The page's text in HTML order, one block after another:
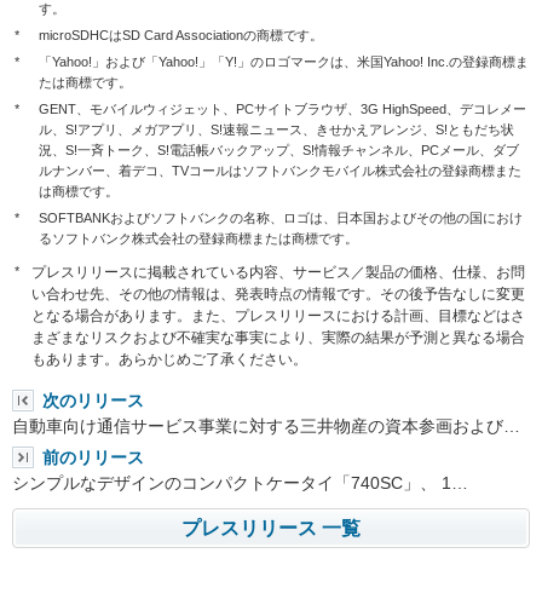
す。
*
microSDHCはSD Card Associationの商標です。
*
「Yahoo!」および「Yahoo!」「Y!」のロゴマークは、米国Yahoo! Inc.の登録商標ま
たは商標です。
*
GENT、モバイルウィジェット、PCサイトブラウザ、3G HighSpeed、デコレメー
ル、S!アプリ、メガアプリ、S!速報ニュース、きせかえアレンジ、S!ともだち状
況、S!一斉トーク、S!電話帳バックアップ、S!情報チャンネル、PCメール、ダブ
ルナンバー、着デコ、TVコールはソフトバンクモバイル株式会社の登録商標また
は商標です。
*
SOFTBANKおよびソフトバンクの名称、ロゴは、日本国およびその他の国におけ
るソフトバンク株式会社の登録商標または商標です。
*
プレスリリースに掲載されている内容、サービス／製品の価格、仕様、お問
い合わせ先、その他の情報は、発表時点の情報です。その後予告なしに変更
となる場合があります。また、プレスリリースにおける計画、目標などはさ
まざまなリスクおよび不確実な事実により、実際の結果が予測と異なる場合
もあります。あらかじめご了承ください。
次のリリース
自動車向け通信サービス事業に対する三井物産の資本参画および…
前のリリース
シンプルなデザインのコンパクトケータイ「740SC」、 1…
プレスリリース 一覧